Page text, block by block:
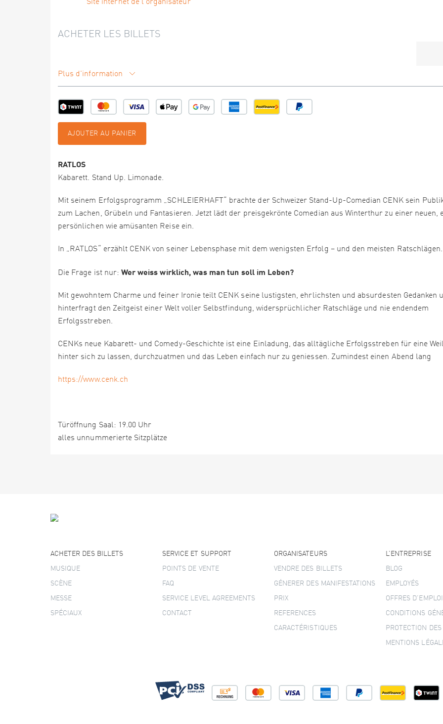
Site internet de l'organisateur
ACHETER LES BILLETS
Plus d'information
AJOUTER AU PANIER
RATLOS
Kabarett. Stand Up. Limonade.
Mit seinem Erfolgsprogramm „SCHLEIERHAFT“ brachte der Schweizer Stand-Up-Comedian CENK sein
zum Lachen, Grübeln und Fantasieren. Jetzt lädt der preisgekrönte Comedian aus Winterthur zu einer neuen,
persönlichen wie amüsanten Reise ein.
In „RATLOS“ erzählt CENK von seiner Lebensphase mit dem wenigsten Erfolg – und den meisten Ratschlägen.
Die Frage ist nur: Wer weiss wirklich, was man tun soll im Leben?
Mit gewohntem Charme und feiner Ironie teilt CENK seine lustigsten, ehrlichsten und absurdesten Gedanken
hinterfragt den Zeitgeist einer Welt voller Selbstfindung, widersprüchlicher Ratschläge und nie endendem
Erfolgsstreben.
CENKs neue Kabarett- und Comedy-Geschichte ist eine Einladung, das alltägliche Erfolgsstreben für eine
hinter sich zu lassen, durchzuatmen und das Leben einfach nur zu geniessen. Zumindest einen Abend lang
https://www.cenk.ch
Türöffnung Saal: 19.00 Uhr
alles unnummerierte Sitzplätze
ACHETER DES BILLETS
MUSIQUE
SCÈNE
MESSE
SPÉCIAUX
SERVICE ET SUPPORT
POINTS DE VENTE
FAQ
SERVICE LEVEL AGREEMENTS
CONTACT
ORGANISATEURS
VENDRE DES BILLETS
GÉNERER DES MANIFESTATIONS
PRIX
REFERENCES
CARACTÉRISTIQUES
L’ENTREPRISE
BLOG
EMPLOYÉS
OFFRES D’EMPLOI
CONDITIONS
PROTECTION
MENTIONS